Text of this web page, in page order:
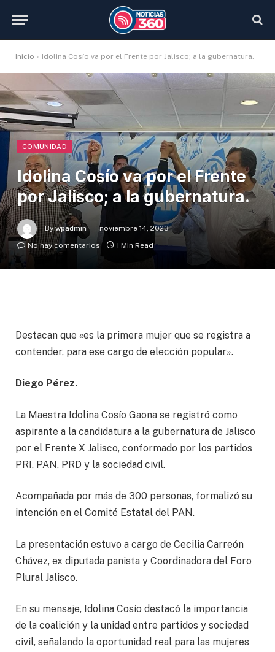
Inicio » Idolina Cosío va por el Frente por Jalisco; a la gubernatura.
COMUNIDAD
Idolina Cosío va por el Frente
por Jalisco; a la gubernatura.
By wpadmin
noviembre 14, 2023
No hay comentarios
1 Min Read
Destacan que «es la primera mujer que se registra a
contender, para ese cargo de elección popular».
Diego Pérez.
La Maestra Idolina Cosío Gaona se registró como
aspirante a la candidatura a la gubernatura de Jalisco
por el Frente X Jalisco, conformado por los partidos
PRI, PAN, PRD y la sociedad civil.
Acompañada por más de 300 personas, formalizó su
intención en el Comité Estatal del PAN.
La presentación estuvo a cargo de Cecilia Carreón
Chávez, ex diputada panista y Coordinadora del Foro
Plural Jalisco.
En su mensaje, Idolina Cosío destacó la importancia
de la coalición y la unidad entre partidos y sociedad
civil, señalando la oportunidad real para las mujeres